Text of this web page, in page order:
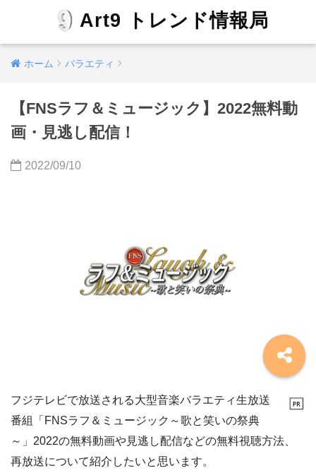
Art9 トレンド情報局
ホーム バラエティ
【FNSラフ＆ミュージック】2022無料動
画・見逃し配信！
2022/09/10
フジテレビで放送される大型音楽バラエティ生放送
番組「FNSラフ＆ミュージック～歌と笑いの祭典
～」2022の無料動画や見逃し配信などの無料視聴方法、
再放送について紹介したいと思います。